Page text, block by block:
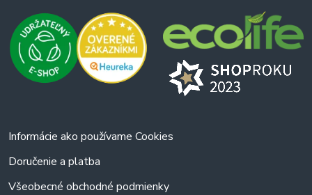
Informácie ako používame Cookies
Doručenie a platba
Všeobecné obchodné podmienky